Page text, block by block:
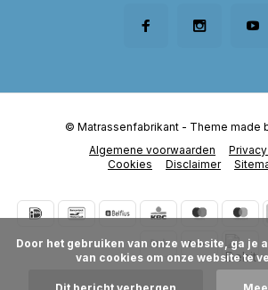
Algemene voorwaarden
Cookies
Disclaimer
© Matrassenfabrikant - Theme made
van cookies om onze website te